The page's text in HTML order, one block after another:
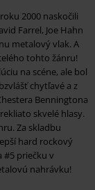
2000 naskočili
Farrel, Joe Hahn
metalový vlak. A
tohto žánru!
na scéne, ale bol
chytľavé a z
Benningtona
skvelé hlasy.
Za skladbu
hard rockový
#5 priečku v
nahrávku!